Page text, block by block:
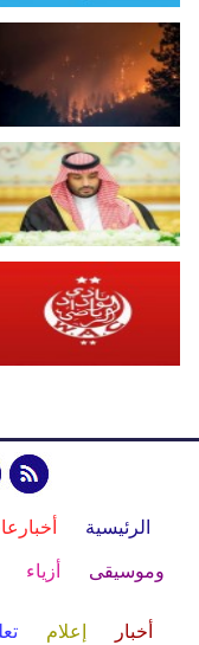
الرئيسية
وموسيقى أزياء
أخبار إعلام